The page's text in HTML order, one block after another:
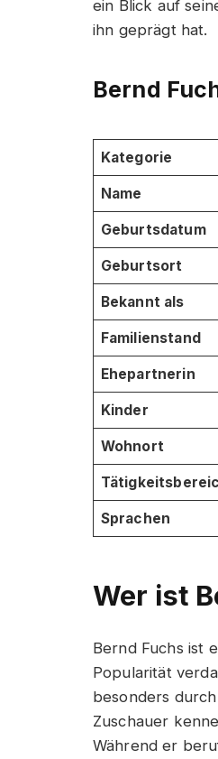
ein Blick auf
ihn geprägt hat.
Bernd
Kategorie
Name
Geburtsdatum
Geburtsort
Bekannt als
Familienstand
Ehepartnerin
Kinder
Wohnort
Sprachen
Wer ist
Bernd Fuchs ist
Popularität
besonders
Zuschauer
Während er